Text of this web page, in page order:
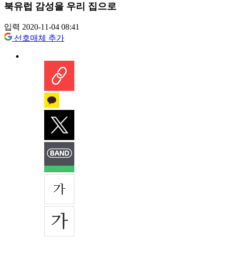
북유럽 감성을 우리 집으로
입력 2020-11-04 08:41
선호매체 추가